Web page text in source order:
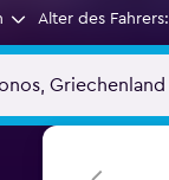
Alter des Fahrers: